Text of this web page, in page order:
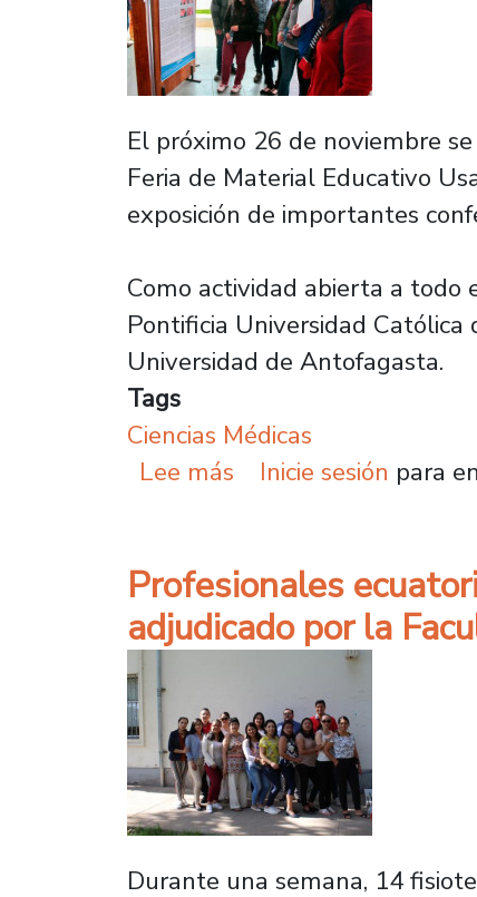
El próximo 26 de noviembre
Feria de Material Educativo
exposición de importantes
Como actividad abierta a todo
Pontificia Universidad
Universidad de Antofagasta.
Tags
Ciencias Médicas
Lee más sobre U. de
Inicie sesión para
Profesionales
adjudicado por la
Durante una semana, 14